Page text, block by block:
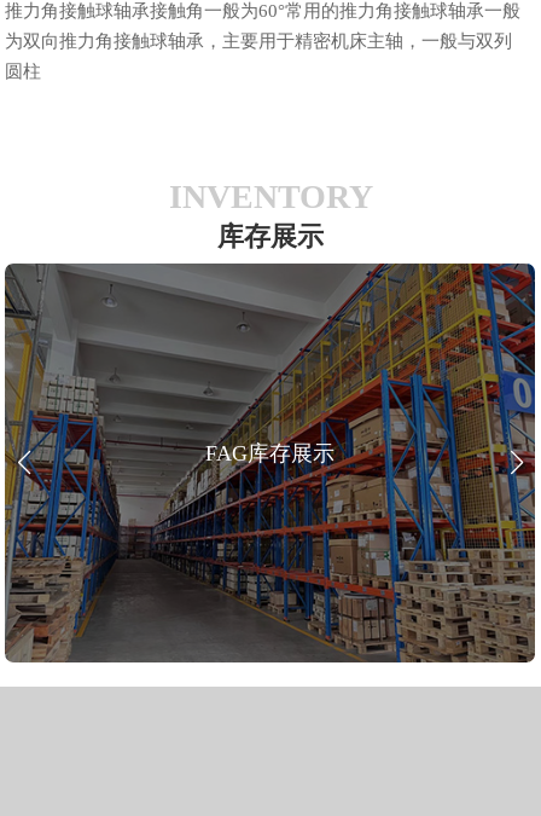
推力角接触球轴承接触角一般为60°常用的推力角接触球轴承一般
为双向推力角接触球轴承，主要用于精密机床主轴，一般与双列
圆柱
INVENTORY
库存展示
FAG库存展示